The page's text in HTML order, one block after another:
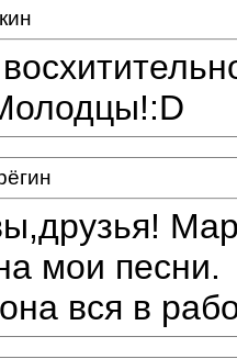
мои песни.
вся в